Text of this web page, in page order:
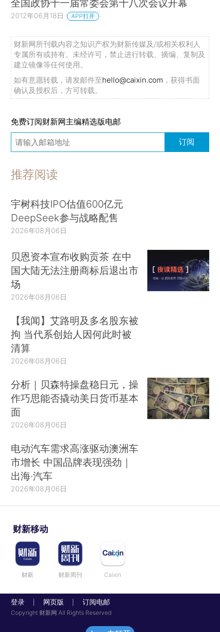
全国政协十一届常委会第十八次会议开幕
2012年06月18日 APP打开
财新网所刊载内容之知识产权为财新传媒及/或相关权利人
专属所有或持有。未经许可，禁止进行转载、摘编、复制及
建立镜像等任何使用。
如有意愿转载，请发邮件至hello@caixin.com ，获得书面
确认及授权后，方可转载。
免费订阅财新网主编精选版电邮
订阅
推荐阅读
宇树科技IPO估值600亿元
DeepSeek参与战略配售
2026年08月06日
贝恩资本宣布收购贡茶 在中
国大陆无法注册商标后退出市
场
2026年08月06日
【我闻】艾路明及多名股东被
拘 当代系创始人因何此时被
清算
2026年08月06日
分析｜贝森特操盘稳日元，操
作巧思能否撬动美日货币基本
面
2026年08月06日
电动汽车需求高涨驱动澳洲车
市增长 中国品牌表现强劲｜
出海·汽车
2026年08月06日
财新移动
财新 财新周刊 Caixin
登录 网页版 订阅电邮
Copyright 财新网 All Rights Reserved